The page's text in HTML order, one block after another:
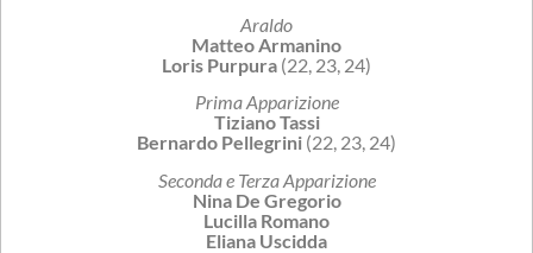
Araldo
Matteo Armanino
Loris Purpura (22, 23, 24)
Prima Apparizione
Tiziano Tassi
Bernardo Pellegrini (22, 23, 24)
Seconda e Terza Apparizione
Nina De Gregorio
Lucilla Romano
Eliana Uscidda